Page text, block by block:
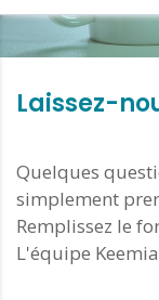
Laissez-
Quelques
simplement
Remplissez le
L'équipe